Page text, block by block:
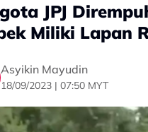
JPJ
Miliki Lapan
Asyikin Mayudin
18/09/2023 | 07:50 MYT